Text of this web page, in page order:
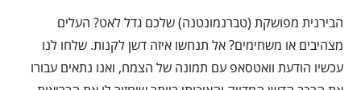
הבירנית מפושקת (טברנמונטנה) שלכם גדל לאט? העלים
מצהיבים או משחימים? אל תנחשו איזה דשן לקנות. שלחו לנו
עכשיו הודעת וואטסאפ עם תמונה של הצמח, ואנו נתאים עבורו